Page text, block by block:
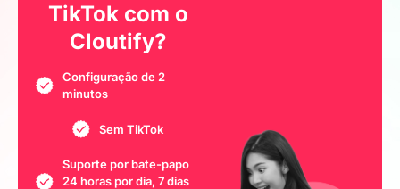
TikTok com o
Cloutify?
Configuração de 2
minutos
Sem TikTok
Suporte por bate-papo
24 horas por dia, 7 dias